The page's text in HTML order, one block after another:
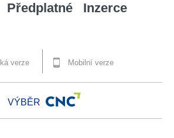
Předplatné Inzerce
verze Mobilní verze
VÝBĚR